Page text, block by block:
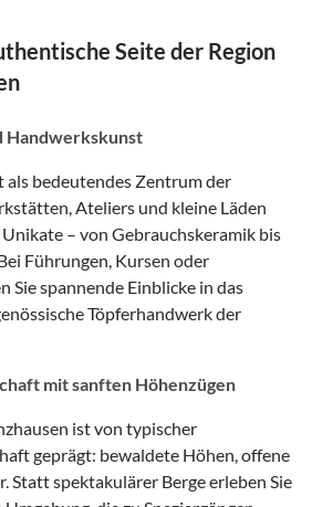
Seite der Region
Handwerkskunst
als bedeutendes Zentrum der
Ateliers und kleine Läden
– von Gebrauchskeramik bis
Führungen, Kursen oder
Sie spannende Einblicke in das
Töpferhandwerk der
mit sanften Höhenzügen
ist von typischer
geprägt: bewaldete Höhen, offene
Statt spektakulärer Berge erleben Sie